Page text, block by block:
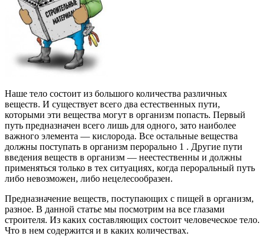
Наше тело состоит из большого количества различных
веществ. И существует всего два естественных пути,
которыми эти вещества могут в организм попасть. Первый
путь предназначен всего лишь для одного, зато наиболее
важного элемента — кислорода. Все остальные вещества
должны поступать в организм перорально 1 . Другие пути
введения веществ в организм — неестественны и должны
применяться только в тех ситуациях, когда пероральный путь
либо невозможен, либо нецелесообразен.
Предназначение веществ, поступающих с пищей в организм,
разное. В данной статье мы посмотрим на все глазами
строителя. Из каких составляющих состоит человеческое тело.
Что в нем содержится и в каких количествах.